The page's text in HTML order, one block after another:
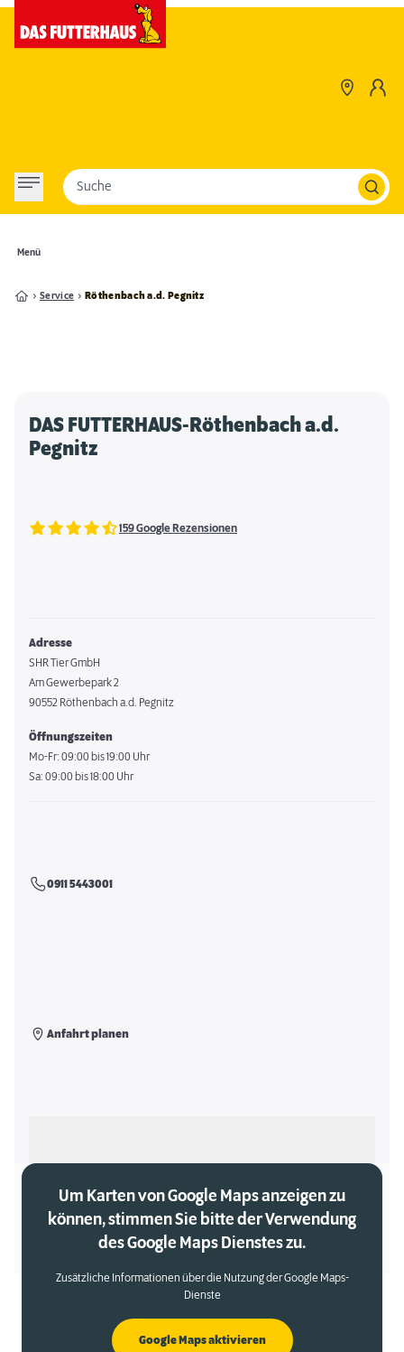
Menü
Suche
Service Röthenbach a.d. Pegnitz
DAS FUTTERHAUS-Röthenbach a.d.
Pegnitz
159 Google Rezensionen
Adresse
SHR Tier GmbH
Am Gewerbepark 2
90552 Röthenbach a.d. Pegnitz
Öffnungszeiten
Mo-Fr: 09:00 bis 19:00 Uhr
Sa: 09:00 bis 18:00 Uhr
0911 5443001
Anfahrt planen
Um Karten von Google Maps anzeigen zu
können, stimmen Sie bitte der Verwendung
des Google Maps Dienstes zu.
Zusätzliche Informationen über die Nutzung der Google Maps-
Dienste
Google Maps aktivieren